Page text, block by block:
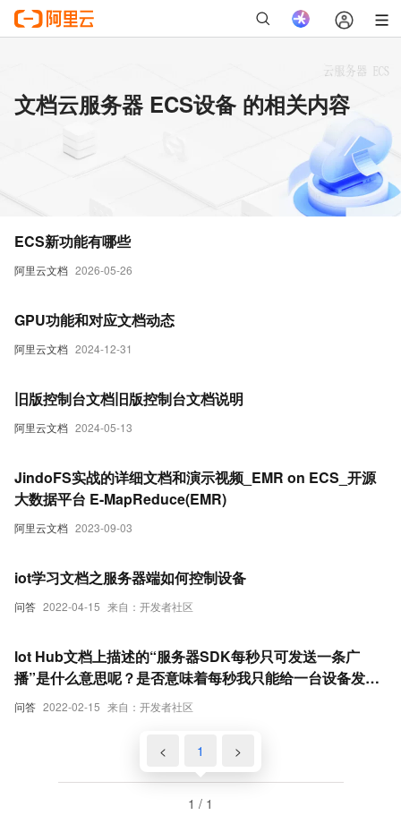
文档云服务器 ECS设备 的相关内容
阿里云文档 2026-05-26
ECS新功能有哪些
阿里云文档 2024-12-31
GPU功能和对应文档动态
阿里云文档 2024-05-13
旧版控制台文档旧版控制台文档说明
阿里云文档 2023-09-03
JindoFS实战的详细文档和演示视频_EMR on ECS_开源
大数据平台 E-MapReduce(EMR)
问答 2022-04-15 来自：开发者社区
iot学习文档之服务器端如何控制设备
问答 2022-02-15 来自：开发者社区
lot Hub文档上描述的“服务器SDK每秒只可发送一条广
播”是什么意思呢？是否意味着每秒我只能给一台设备发布
指令？
< 1 >
1 / 1